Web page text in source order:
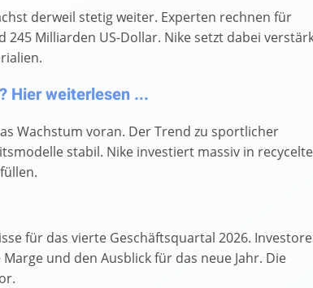
derweil stetig weiter. Experten rechnen für
Milliarden US-Dollar. Nike setzt dabei
Hier weiterlesen ...
Wachstum voran. Der Trend zu sportlicher
stabil. Nike investiert massiv in recycelte
für das vierte Geschäftsquartal 2026.
und den Ausblick für das neue Jahr. Die